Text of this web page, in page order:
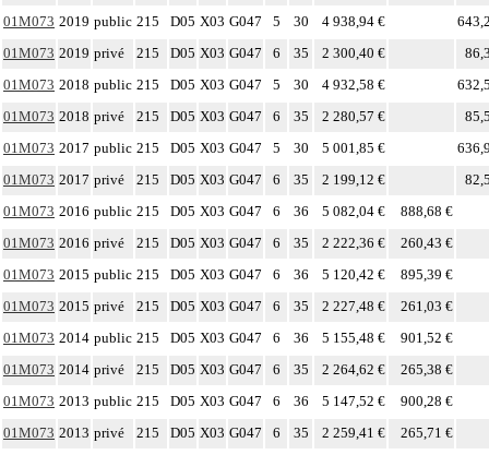
01M073 2019 public 215 D05 X03 G047 5 30 4 938,94 €
01M073 2019 privé 215 D05 X03 G047 6 35 2 300,40 €
01M073 2018 public 215 D05 X03 G047 5 30 4 932,58 €
01M073 2018 privé 215 D05 X03 G047 6 35 2 280,57 €
01M073 2017 public 215 D05 X03 G047 5 30 5 001,85 €
01M073 2017 privé 215 D05 X03 G047 6 35 2 199,12 €
01M073 2016 public 215 D05 X03 G047 6 36 5 082,04 €
888,68 €
01M073 2016 privé 215 D05 X03 G047 6 35 2 222,36 €
260,43 €
01M073 2015 public 215 D05 X03 G047 6 36 5 120,42 €
895,39 €
01M073 2015 privé 215 D05 X03 G047 6 35 2 227,48 €
261,03 €
01M073 2014 public 215 D05 X03 G047 6 36 5 155,48 €
901,52 €
01M073 2014 privé 215 D05 X03 G047 6 35 2 264,62 €
265,38 €
01M073 2013 public 215 D05 X03 G047 6 36 5 147,52 €
900,28 €
01M073 2013 privé 215 D05 X03 G047 6 35 2 259,41 €
265,71 €